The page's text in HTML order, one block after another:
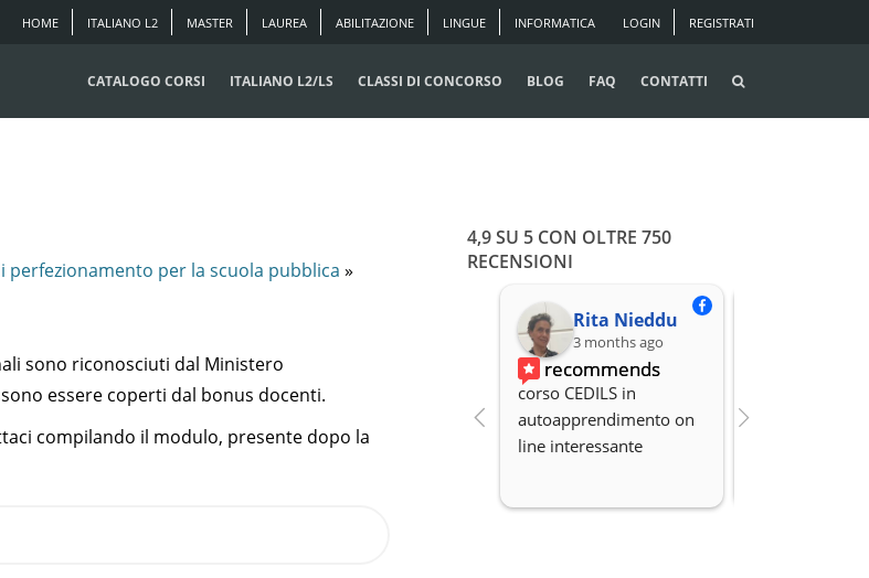
LOGIN REGISTRATI
HOME ITALIANO L2 MASTER LAUREA ABILITAZIONE LINGUE INFORMATICA
CATALOGO CORSI ITALIANO L2/LS CLASSI DI CONCORSO BLOG FAQ CONTATTI
perfezionamento per la scuola pubblica »
sono riconosciuti dal Ministero
essere coperti dal bonus docenti.
compilando il modulo, presente dopo la
4,9 SU 5 CON OLTRE 750
RECENSIONI
Rita Nieddu
3 months ago
recommends
corso CEDILS in
autoapprendimento on
line interessante